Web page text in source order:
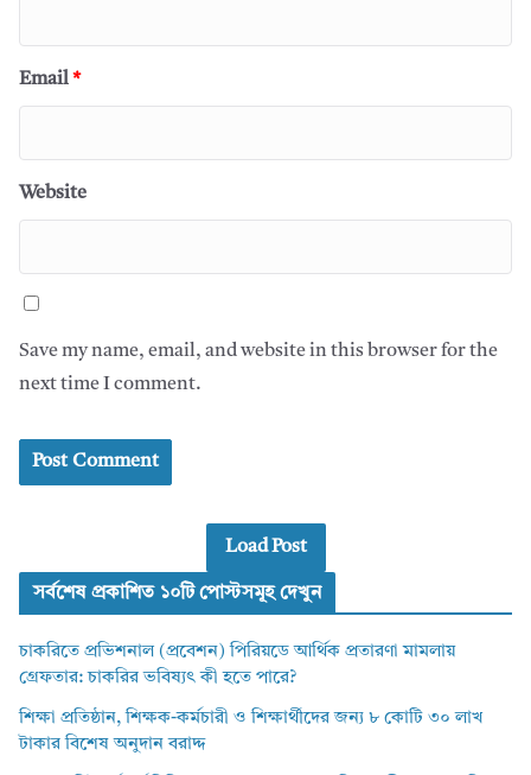
Email*
Website
Save my name, email, and website in this browser for the
next time I comment.
Load Post
সর্বশেষ প্রকাশিত ১০টি পোস্টসমূহ দেখুন
চাকরিতে প্রভিশনাল (প্রবেশন) পিরিয়ডে আর্থিক প্রতারণা মামলায়
গ্রেফতার: চাকরির ভবিষ্যৎ কী হতে পারে?
শিক্ষা প্রতিষ্ঠান, শিক্ষক-কর্মচারী ও শিক্ষার্থীদের জন্য ৮ কোটি ৩০ লাখ
টাকার বিশেষ অনুদান বরাদ্দ